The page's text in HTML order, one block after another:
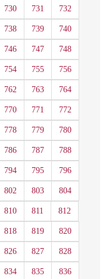
730 731 732
738 739 740
746 747 748
754 755 756
762 763 764
770 771 772
778 779 780
786 787 788
794 795 796
802 803 804
810 811 812
818 819 820
826 827 828
834 835 836